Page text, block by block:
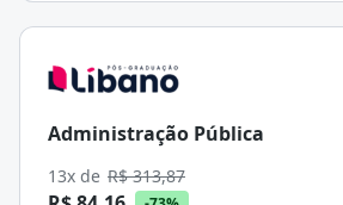
Administração Pública
13x de R$ 313,87